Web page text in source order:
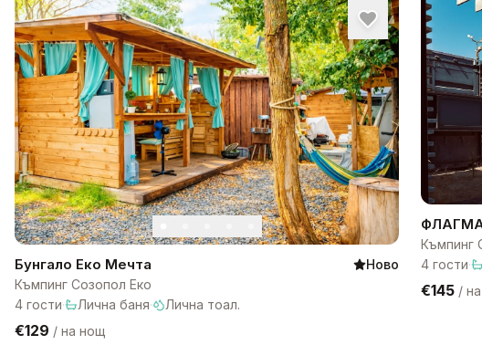
Бунгало Еко Мечта
Ново
Къмпинг Созопол Еко
4 гости· Лична баня· Лична тоал.
€129 / на нощ
Къмпинг
4 гости·
€145 /